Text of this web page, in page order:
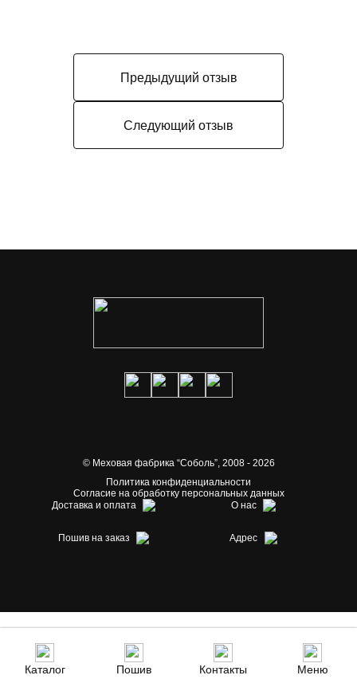
Предыдущий отзыв
Следующий отзыв
© Меховая фабрика “Соболь”,2008 - 2026
Политика конфиденциальности
Согласие на обработку персональных данных
Доставка и оплата
О нас
Пошив на заказ Адрес
Каталог Пошив Контакты Меню